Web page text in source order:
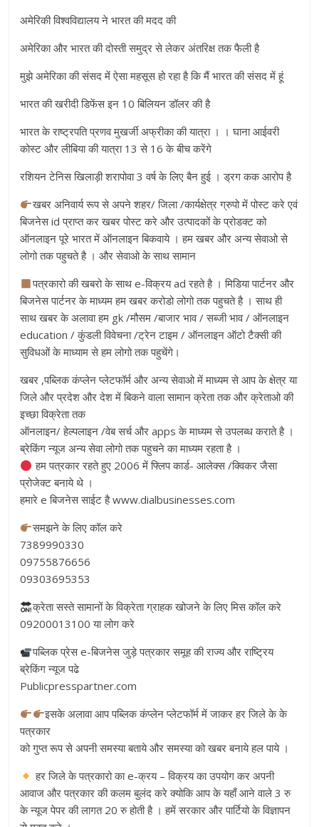
अमेरिकी विश्वविद्यालय ने भारत की मदद की
अमेरिका और भारत की दोस्ती समुद्र से लेकर अंतरिक्ष तक फैली है
मुझे अमेरिका की संसद में ऐसा महसूस हो रहा है कि मैं भारत की संसद में हूं
भारत की खरीदी डिफेंस इन 10 बिलियन डॉलर की है
भारत के राष्ट्रपति प्रणव मुखर्जी अफ्रीका की यात्रा । । घाना आईवरी
कोस्ट और लीबिया की यात्रा 13 से 16 के बीच करेंगे
रशियन टेनिस खिलाड़ी शरापोवा 3 वर्ष के लिए बैन हुई । ड्रग कक आरोप है
खबर अनिवार्य रूप से अपने शहर/ जिला /कार्यक्षेत्र ग्रुपो में पोस्ट करे एवं
बिजनेस id प्राप्त कर खबर पोस्ट करे और उत्पादकों के प्रोडक्ट को
ऑनलाइन पूरे भारत में ऑनलाइन बिकवाये । हम खबर और अन्य सेवाओ से
लोगो तक पहुचते है । और सेवाओ के साथ सामान
पत्रकारो की खबरो के साथ e-विक्रय ad रहते है । मिडिया पार्टनर और
बिजनेस पार्टनर के माध्यम हम खबर करोडो लोगो तक पहुचते है । साथ ही
साथ खबर के अलावा हम gk /मौसम /बाजार भाव / सब्जी भाव / ऑनलाइन
education / कुंडली विवेचना /ट्रेन टाइम / ऑनलाइन ऑटो टैक्सी की
सुविधओं के माध्याम से हम लोगो तक पहुचेंगे।
खबर ,पब्लिक कंप्लेन प्लेटफॉर्म और अन्य सेवाओ में माध्यम से आप के क्षेत्र या
जिले और प्रदेश और देश में बिकने वाला सामान क्रेता तक और क्रेताओ की
इच्छा विक्रेता तक
ऑनलाइन/ हेल्पलाइन /वेब सर्च और apps के माध्यम से उपलब्ध कराते है ।
ब्रेकिंग न्यूज अन्य सेवा लोगो तक पहुचने का माध्यम रहता है ।
हम पत्रकार रहते हुए 2006 में फ्लिप कार्ड- आलेक्स /क्विकर जैसा
प्रोजेक्ट बनाये थे ।
हमारे e बिजनेस साईट है www.dialbusinesses.com
समझने के लिए कॉल करे
7389990330
09755876656
09303695353
क्रेता सस्ते सामानों के विक्रेता ग्राहक खोजने के लिए मिस कॉल करे
09200013100 या लोग करे
पब्लिक प्रेस e-बिजनेस जुड़े पत्रकार समूह की राज्य और राष्ट्रिय
ब्रेकिंग न्यूज पढे
Publicpresspartner.com
इसके अलावा आप पब्लिक कंप्लेन प्लेटफॉर्म में जाकर हर जिले के के
पत्रकार
को गुप्त रूप से अपनी समस्या बताये और समस्या को खबर बनाये हल पाये ।
हर जिले के पत्रकारो का e-क्रय – विक्रय का उपयोग कर अपनी
आवाज और पत्रकार की कलम बुलंद करे क्योकि आप के यहाँ आने वाले 3 रु
के न्यूज पेपर की लागत 20 रु होती है । हमें सरकार और पार्टियो के विज्ञापन